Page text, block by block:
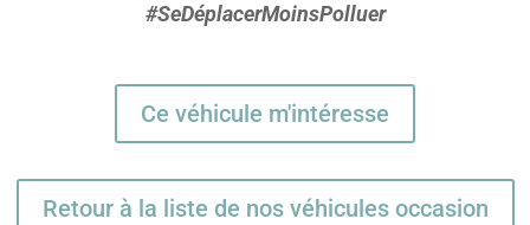
#SeDéplacerMoinsPolluer
Ce véhicule m'intéresse
Retour à la liste de nos véhicules occasion